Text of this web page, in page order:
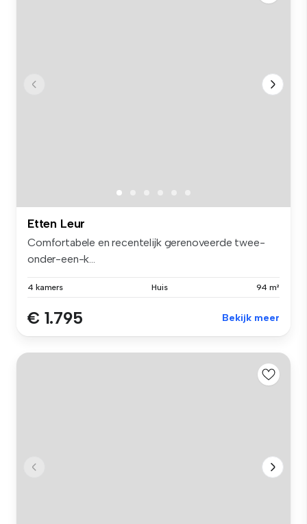
Etten Leur
Comfortabele en recentelijk gerenoveerde twee-
onder-een-k...
4 kamers Huis 94 m²
€ 1.795 Bekijk meer